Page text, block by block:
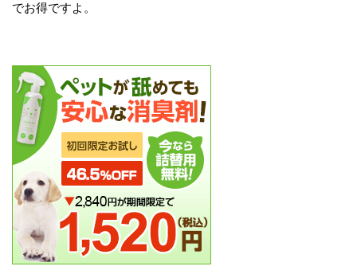
でお得ですよ。